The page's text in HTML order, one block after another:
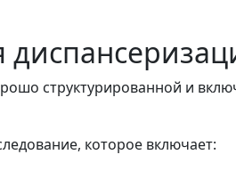
структурированной и
которое включает: